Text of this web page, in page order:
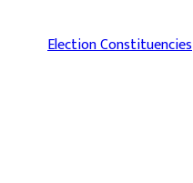
Election Constituencies